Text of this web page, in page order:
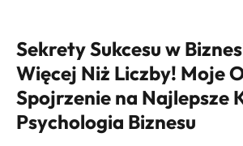
Sekrety Sukcesu w
Więcej Niż Liczby! Moje
Spojrzenie na Najlepsze
Psychologia Biznesu